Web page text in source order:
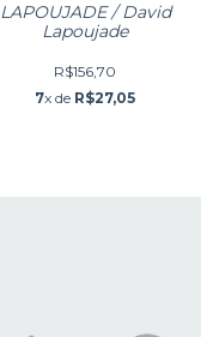
LAPOUJADE / David
Lapoujade
R$156,70
7x de R$27,05